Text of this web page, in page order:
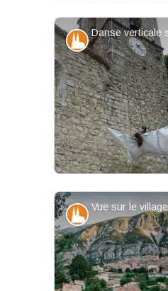
Voir
pouvez apercevoir
PNR des Préalpes
deux restaurants
Voir
Patrimoine et
:Eglise de la
Patrimoine et